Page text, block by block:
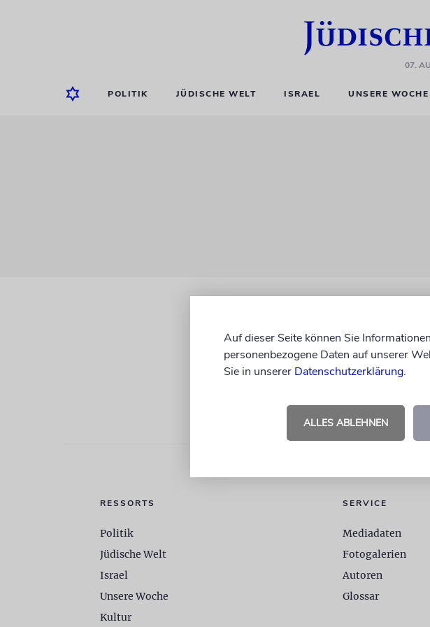
07.
POLITIK JÜDISCHE WELT ISRAEL UNSERE WOCHE
RESSORTS
Politik
Jüdische Welt
Israel
Unsere Woche
Kultur
SERVICE
Mediadaten
Fotogalerien
Autoren
Glossar
Auf dieser Seite können Sie
personenbezogene Daten auf unserer
Sie in unserer Datenschutzerklärung.
ALLES ABLEHNEN